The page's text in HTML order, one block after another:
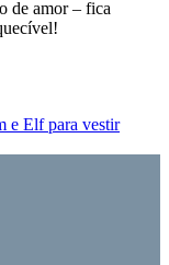
de amor – fica
e Elf para vestir